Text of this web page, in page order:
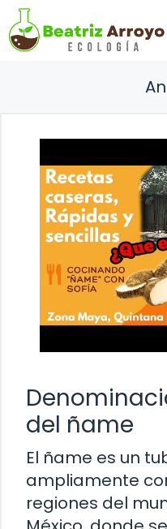
Saltar
al
contenido
del ñame
El ñame es un
ampliamente
regiones del